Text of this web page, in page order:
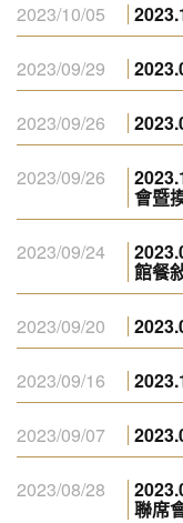
2023/10/05
2023/09/29
2023/09/26
2023/09/26
會暨
2023/09/24
館餐
2023/09/20
2023/09/16
2023/09/07
2023/08/28
聯席